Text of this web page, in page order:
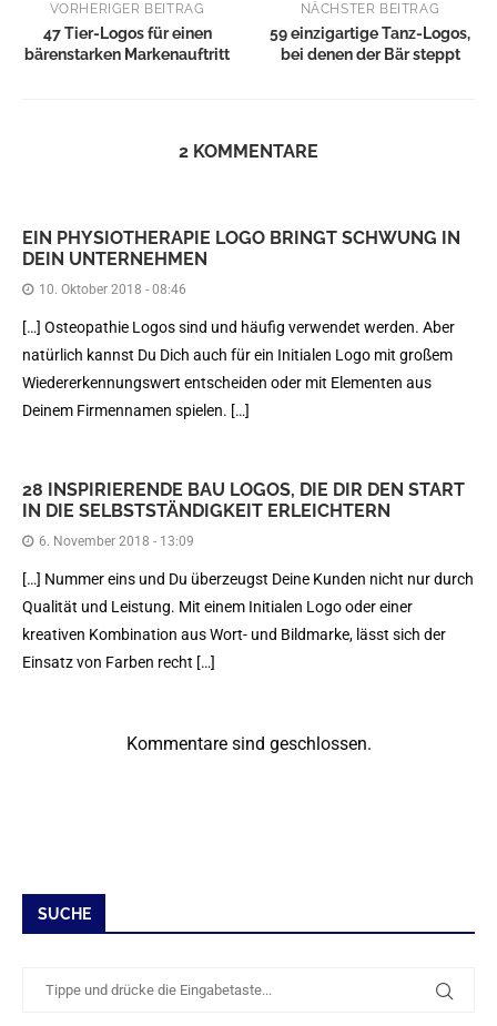
VORHERIGER BEITRAG
47 Tier-Logos für einen
bärenstarken Markenauftritt
NÄCHSTER BEITRAG
59 einzigartige Tanz-Logos,
bei denen der Bär steppt
2 KOMMENTARE
EIN PHYSIOTHERAPIE LOGO BRINGT SCHWUNG IN
DEIN UNTERNEHMEN
10. Oktober 2018 - 08:46
[…] Osteopathie Logos sind und häufig verwendet werden. Aber
natürlich kannst Du Dich auch für ein Initialen Logo mit großem
Wiedererkennungswert entscheiden oder mit Elementen aus
Deinem Firmennamen spielen. […]
28 INSPIRIERENDE BAU LOGOS, DIE DIR DEN START
IN DIE SELBSTSTÄNDIGKEIT ERLEICHTERN
6. November 2018 - 13:09
[…] Nummer eins und Du überzeugst Deine Kunden nicht nur durch
Qualität und Leistung. Mit einem Initialen Logo oder einer
kreativen Kombination aus Wort- und Bildmarke, lässt sich der
Einsatz von Farben recht […]
Kommentare sind geschlossen.
SUCHE